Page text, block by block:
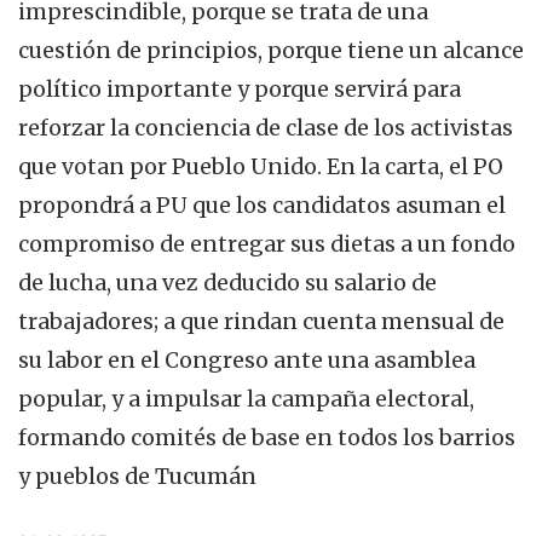
imprescindible, porque se trata de una
cuestión de principios, porque tiene un alcance
político importante y porque servirá para
reforzar la conciencia de clase de los activistas
que votan por Pueblo Unido. En la carta, el PO
propondrá a PU que los candidatos asuman el
compromiso de entregar sus dietas a un fondo
de lucha, una vez deducido su salario de
trabajadores; a que rindan cuenta mensual de
su labor en el Congreso ante una asamblea
popular, y a impulsar la campaña electoral,
formando comités de base en todos los barrios
y pueblos de Tucumán